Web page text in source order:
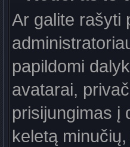
Ar galite rašyti
papildomi
avatarai,
prisijungimas į
keletą